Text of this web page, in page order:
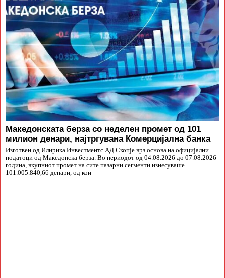
Македонската берза со неделен промет од 101
милион денари, најтргувана Комерцијална банка
Изготвен од Илирика Инвестментс АД Скопје врз основа на официјални
податоци од Македонска берза. Во периодот од 04.08.2026 до 07.08.2026
година, вкупниот промет на сите пазарни сегменти изнесуваше
101.005.840,66 денари, од кои